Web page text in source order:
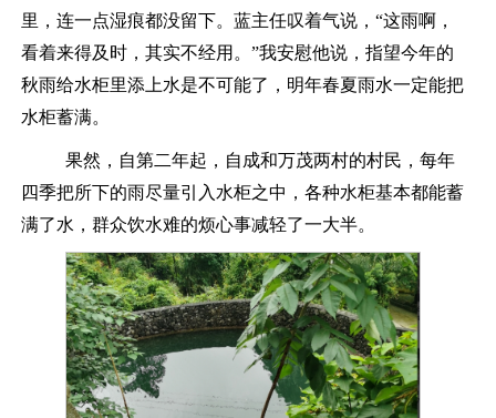
里，连一点湿痕都没留下。蓝主任叹着气说，“这雨啊，
看着来得及时 ，其实不经用。”我安慰他说，指望今年的
秋雨给水柜里添上水是不可能了，明年春夏雨水一定能把
水柜蓄满。
果然，自第二年起，自成和万茂两村的村民，每年
四季把所下的雨尽量引入水柜之中，各种水柜基本都能蓄
满了水，群众饮水难的烦心事减轻了一大半。